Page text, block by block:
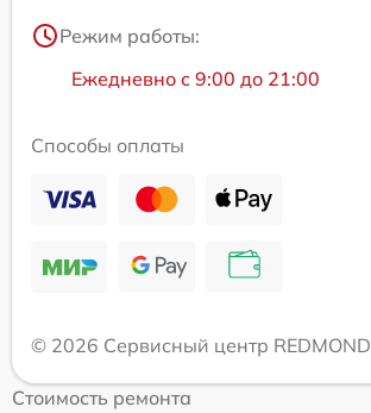
Режим работы:
Ежедневно с 9:00 до 21:00
Способы оплаты
© 2026 Сервисный центр REDMOND
Стоимость ремонта